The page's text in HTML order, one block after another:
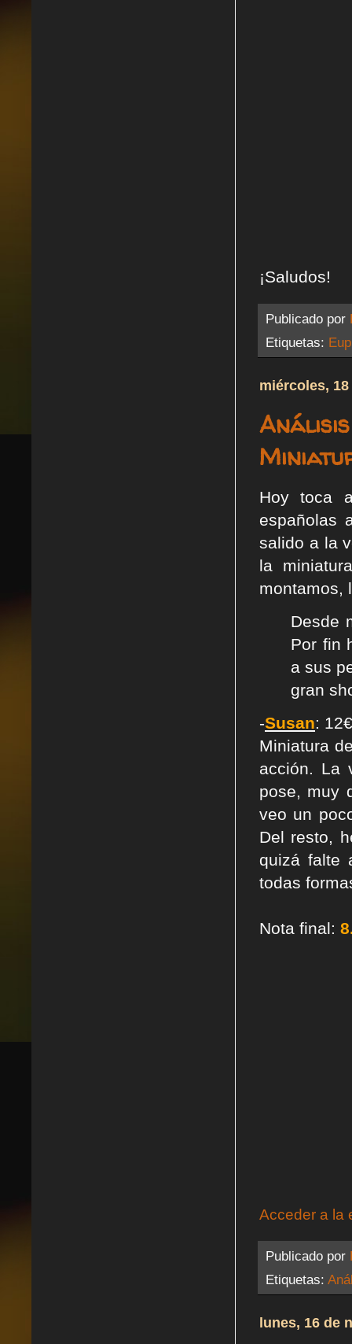
¡Saludos!
Publicado por
Etiquetas:
miércoles,
Hoy toca
españolas
salido a la
la
montamos,
Desde
Por fin
a sus
gran
-Susan: 12€
Miniatura
acción. La
pose, muy
veo un
Del resto,
quizá falte
todas
Nota final:
Acceder a la
Publicado por
Etiquetas:
lunes, 16 de